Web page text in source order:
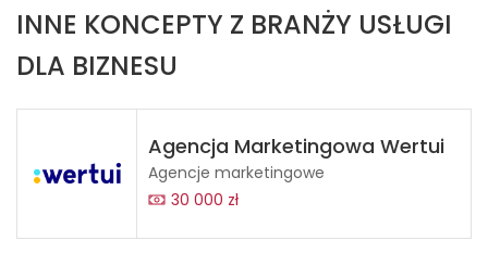
INNE KONCEPTY Z BRANŻY USŁUGI
DLA BIZNESU
Agencja Marketingowa Wertui
Agencje marketingowe
30 000 zł